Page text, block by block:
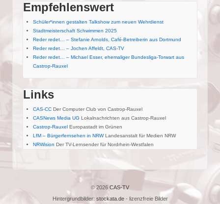
Empfehlenswert
Schüler*innen gestalten Talkshow zum neuen Wehrdienst
Stadtmeisterschaft Schwimmen 2025
Reder redet… – Stefanie Arnolds, Café-Betreiberin aus Dortmund
Reder redet… – Jochen Affeldt, CAS-TV
Reder redet… – Michael Esser, ehemaliger Bundesliga-Torwart aus
Castrop-Rauxel
Links
CAS-CC Der Computer Club von Castrop-Rauxel
CASNews Media UG Lokalnachrichten aus Castrop-Rauxel
Castrop-Rauxel
Europastadt im Grünen
LfM – Bürgerfernsehen in NRWLandesanstalt für Medien NRW
NRWision Der TV-Lernsender für Nordrhein-Westfalen
© 2026 CAS-TV
Hintergrundbilder: stockata.de- lizenzfreie Bilder